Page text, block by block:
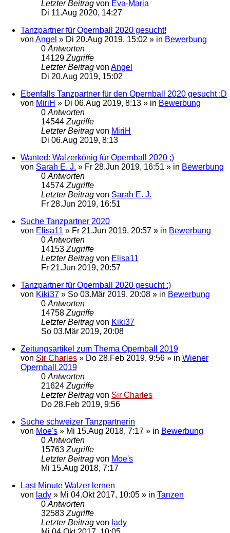
Letzter Beitrag von Eva-Maria
Di 11.Aug 2020, 14:27
Tanzpartner für Opernball 2020 gesucht!
von Angel » Di 20.Aug 2019, 15:02 » in Bewerbung
0 Antworten
14129 Zugriffe
Letzter Beitrag von Angel
Di 20.Aug 2019, 15:02
Ebenfalls Tanzpartner für den Opernball 2020 gesucht :D
von MiriH » Di 06.Aug 2019, 8:13 » in Bewerbung
0 Antworten
14544 Zugriffe
Letzter Beitrag von MiriH
Di 06.Aug 2019, 8:13
Wanted: Walzerkönig für Opernball 2020 ;)
von Sarah E. J. » Fr 28.Jun 2019, 16:51 » in Bewerbung
0 Antworten
14574 Zugriffe
Letzter Beitrag von Sarah E. J.
Fr 28.Jun 2019, 16:51
Suche Tanzpartner 2020
von Elisa11 » Fr 21.Jun 2019, 20:57 » in Bewerbung
0 Antworten
14153 Zugriffe
Letzter Beitrag von Elisa11
Fr 21.Jun 2019, 20:57
Tanzpartner für Opernball 2020 gesucht :)
von Kiki37 » So 03.Mär 2019, 20:08 » in Bewerbung
0 Antworten
14758 Zugriffe
Letzter Beitrag von Kiki37
So 03.Mär 2019, 20:08
Zeitungsartikel zum Thema Opernball 2019
von Sir Charles » Do 28.Feb 2019, 9:56 » in Wiener
Opernball 2019
0 Antworten
21624 Zugriffe
Letzter Beitrag von Sir Charles
Do 28.Feb 2019, 9:56
Suche schweizer Tanzpartnerin
von Moe's » Mi 15.Aug 2018, 7:17 » in Bewerbung
0 Antworten
15763 Zugriffe
Letzter Beitrag von Moe's
Mi 15.Aug 2018, 7:17
Last Minute Walzer lernen
von lady » Mi 04.Okt 2017, 10:05 » in Tanzen
0 Antworten
32583 Zugriffe
Letzter Beitrag von lady